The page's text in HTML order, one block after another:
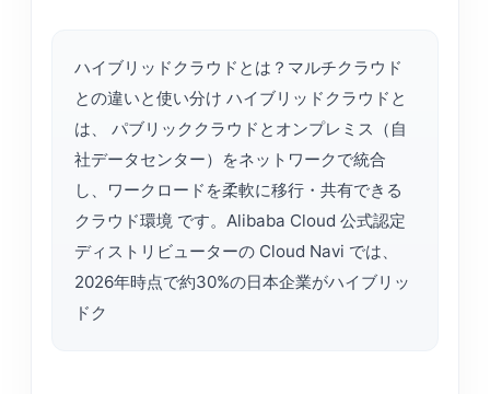
ハイブリッドクラウドとは？マルチクラウド
との違いと使い分け ハイブリッドクラウドと
は、 パブリッククラウドとオンプレミス（自
社データセンター）をネットワークで統合
し、ワークロードを柔軟に移行・共有できる
クラウド環境 です。Alibaba Cloud 公式認定
ディストリビューターの Cloud Navi では、
2026年時点で約30%の日本企業がハイブリッ
ドク